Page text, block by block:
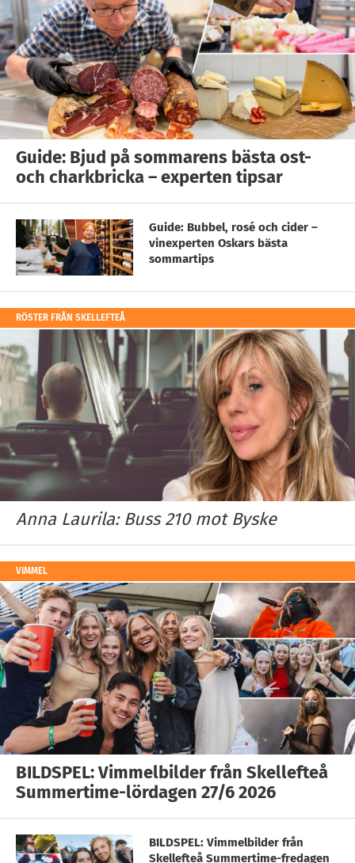
Guide: Bjud på sommarens bästa ost-
och charkbricka – experten tipsar
Guide: Bubbel, rosé och cider –
vinexperten Oskars bästa
sommartips
RÖSTER FRÅN SKELLEFTEÅ
Anna Laurila: Buss 210 mot Byske
VIMMEL
BILDSPEL: Vimmelbilder från Skellefteå
Summertime-lördagen 27/6 2026
BILDSPEL: Vimmelbilder från
Skellefteå Summertime-fredagen